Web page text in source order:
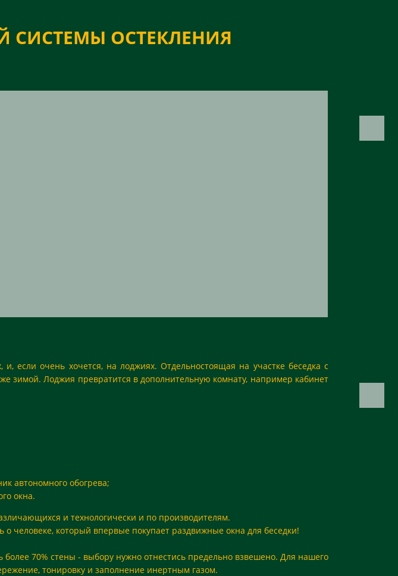
СИСТЕМЫ ОСТЕКЛЕНИЯ
если очень хочется, на лоджиях. Отдельностоящая на участке беседка с
зимой. Лоджия превратится в дополнительную комнату, например кабинет
автономного обогрева;
окна.
и технологически и по производителям.
человеке, который впервые покупает раздвижные окна для беседки!
70% стены - выбору нужно отнестись предельно взвешено. Для нашего
тонировку и заполнение инертным газом.